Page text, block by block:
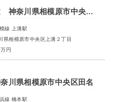
新築戸建 神奈川県相模原市中央区上溝２丁目
線 上溝駅
県相模原市中央区上溝２丁目
円
川県相模原市中央区田名
線 橋本駅